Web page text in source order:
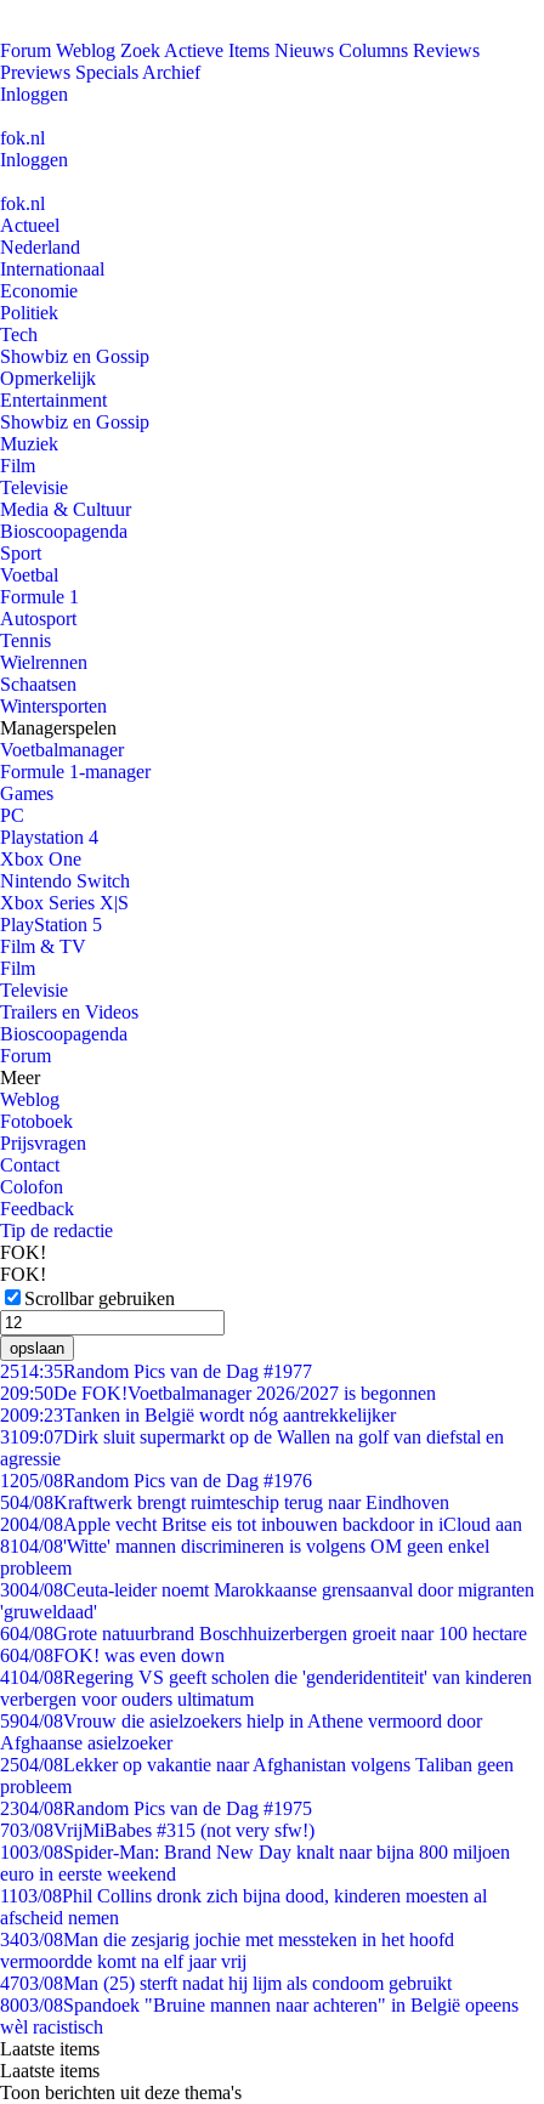
Forum Weblog Zoek Actieve Items Nieuws Columns Reviews
Previews Specials Archief
Inloggen
fok.nl
Inloggen
fok.nl
Actueel
Nederland
Internationaal
Economie
Politiek
Tech
Showbiz en Gossip
Opmerkelijk
Entertainment
Showbiz en Gossip
Muziek
Film
Televisie
Media & Cultuur
Bioscoopagenda
Sport
Voetbal
Formule 1
Autosport
Tennis
Wielrennen
Schaatsen
Wintersporten
Managerspelen
Voetbalmanager
Formule 1-manager
Games
PC
Playstation 4
Xbox One
Nintendo Switch
Xbox Series X|S
PlayStation 5
Film & TV
Film
Televisie
Trailers en Videos
Bioscoopagenda
Forum
Meer
Weblog
Fotoboek
Prijsvragen
Contact
Colofon
Feedback
Tip de redactie
FOK!
FOK!
Scrollbar gebruiken
opslaan
2514:35Random Pics van de Dag #1977
209:50De FOK!Voetbalmanager 2026/2027 is begonnen
2009:23Tanken in België wordt nóg aantrekkelijker
3109:07Dirk sluit supermarkt op de Wallen na golf van diefstal en
agressie
1205/08Random Pics van de Dag #1976
504/08Kraftwerk brengt ruimteschip terug naar Eindhoven
2004/08Apple vecht Britse eis tot inbouwen backdoor in iCloud aan
8104/08'Witte' mannen discrimineren is volgens OM geen enkel
probleem
3004/08Ceuta-leider noemt Marokkaanse grensaanval door migranten
'gruweldaad'
604/08Grote natuurbrand Boschhuizerbergen groeit naar 100 hectare
604/08FOK! was even down
4104/08Regering VS geeft scholen die 'genderidentiteit' van kinderen
verbergen voor ouders ultimatum
5904/08Vrouw die asielzoekers hielp in Athene vermoord door
Afghaanse asielzoeker
2504/08Lekker op vakantie naar Afghanistan volgens Taliban geen
probleem
2304/08Random Pics van de Dag #1975
703/08VrijMiBabes #315 (not very sfw!)
1003/08Spider-Man: Brand New Day knalt naar bijna 800 miljoen
euro in eerste weekend
1103/08Phil Collins dronk zich bijna dood, kinderen moesten al
afscheid nemen
3403/08Man die zesjarig jochie met messteken in het hoofd
vermoordde komt na elf jaar vrij
4703/08Man (25) sterft nadat hij lijm als condoom gebruikt
8003/08Spandoek "Bruine mannen naar achteren" in België opeens
wèl racistisch
Laatste items
Laatste items
Toon berichten uit deze thema's